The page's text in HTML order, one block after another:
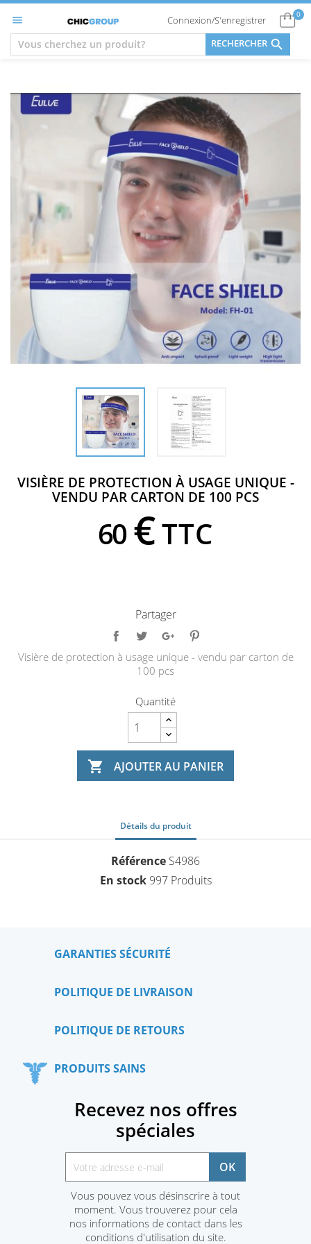
 0
Connexion/S'enregistrer
RECHERCHER 
VISIÈRE DE PROTECTION À USAGE UNIQUE -
VENDU PAR CARTON DE 100 PCS
60 €TTC
Partager
Visière de protection à usage unique - vendu par carton de
100 pcs
Quantité
 AJOUTER AU PANIER
Détails du produit
Référence S4986
En stock 997 Produits
GARANTIES SÉCURITÉ
POLITIQUE DE LIVRAISON
POLITIQUE DE RETOURS
PRODUITS SAINS
Recevez nos offres
spéciales
Vous pouvez vous désinscrire à tout
moment. Vous trouverez pour cela
nos informations de contact dans les
conditions d'utilisation du site.